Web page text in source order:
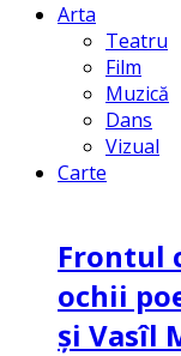
Arta
Teatru
Film
Muzică
Dans
Vizual
Carte
Frontul
ochii
și Vasîl